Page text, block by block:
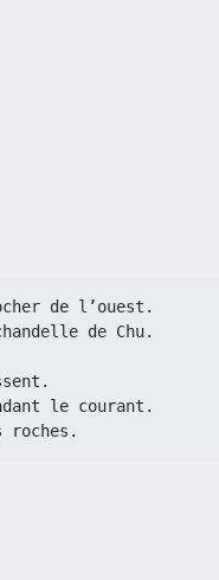
de l’ouest.
de Chu.
le courant.
roches.